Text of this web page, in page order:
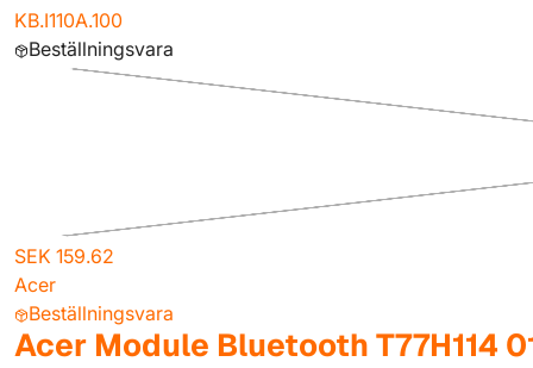
KB.I110A.100
Beställningsvara
SEK 159.62
Acer
Beställningsvara
Acer Module Bluetooth T77H114